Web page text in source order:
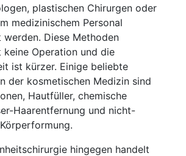
plastischen Chirurgen oder
medizinischem Personal
Diese Methoden
Operation und die
ist kürzer. Einige beliebte
der kosmetischen Medizin sind
Hautfüller, chemische
Haarentfernung und nicht-
hingegen handelt